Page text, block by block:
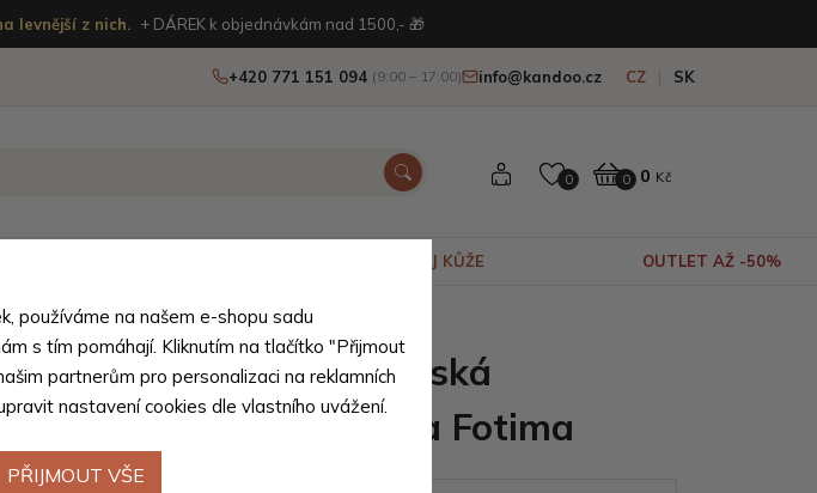
levnější z nich. + DÁREK k objednávkám nad 1500,- 🎁
+420 771 151 094 (9:00 – 17:00) info@kandoo.cz CZ SK
0 0 0 Kč
VÝPRODEJ KŮŽE OUTLET AŽ -50%
> Dámské kabelky z přírodní pravé kůže
Béžová malá dámská
crossbody kabelka Fotima
používáme na našem e-shopu sadu
s tím pomáhají. Kliknutím na tlačítko "Přijmout
partnerům pro personalizaci na reklamních
nastavení cookies dle vlastního uvážení.
PŘIJMOUT VŠE